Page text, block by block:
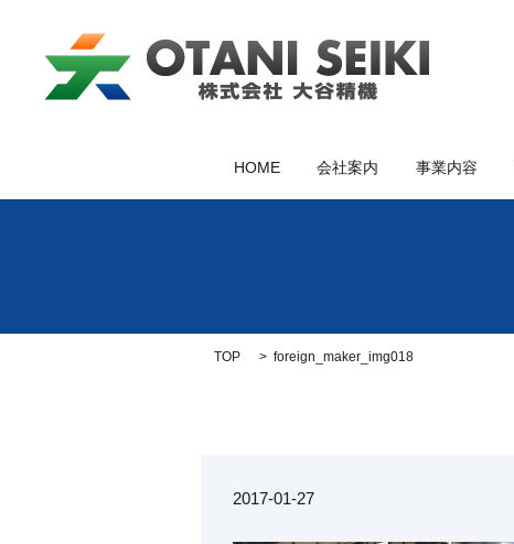
HOME 会社案内 事業内容
TOP foreign_maker_img018
2017-01-27